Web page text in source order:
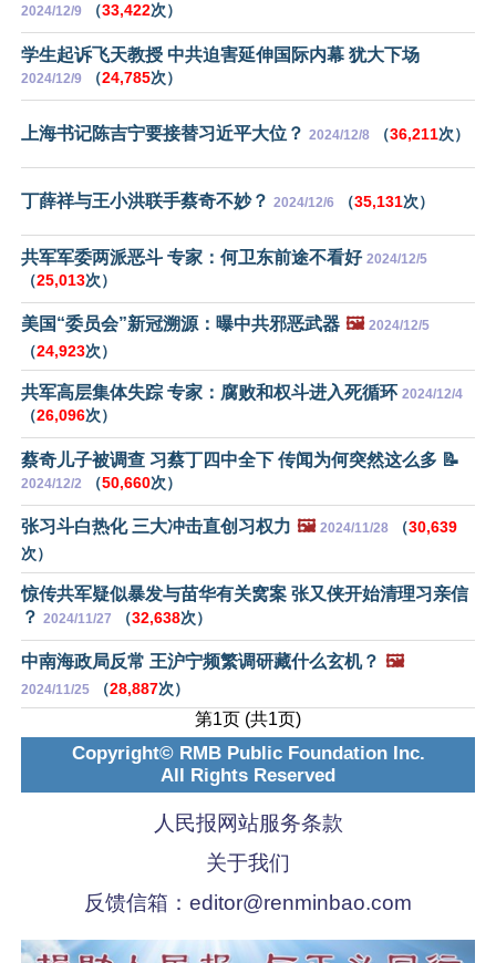
2024/12/9 （33,422次）
学生起诉飞天教授 中共迫害延伸国际内幕 犹大下场
2024/12/9 （24,785次）
上海书记陈吉宁要接替习近平大位？ 2024/12/8 （36,211次）
丁薛祥与王小洪联手蔡奇不妙？ 2024/12/6 （35,131次）
共军军委两派恶斗 专家：何卫东前途不看好 2024/12/5
（25,013次）
美国“委员会”新冠溯源：曝中共邪恶武器 🖼️ 2024/12/5
（24,923次）
共军高层集体失踪 专家：腐败和权斗进入死循环 2024/12/4
（26,096次）
蔡奇儿子被调查 习蔡丁四中全下 传闻为何突然这么多 📝
2024/12/2 （50,660次）
张习斗白热化 三大冲击直创习权力 🖼️ 2024/11/28 （30,639
次）
惊传共军疑似暴发与苗华有关窝案 张又侠开始清理习亲信
？ 2024/11/27 （32,638次）
中南海政局反常 王沪宁频繁调研藏什么玄机？ 🖼️
2024/11/25 （28,887次）
第1页 (共1页)
Copyright© RMB Public Foundation Inc.
All Rights Reserved
人民报网站服务条款
关于我们
反馈信箱： editor@renminbao.com